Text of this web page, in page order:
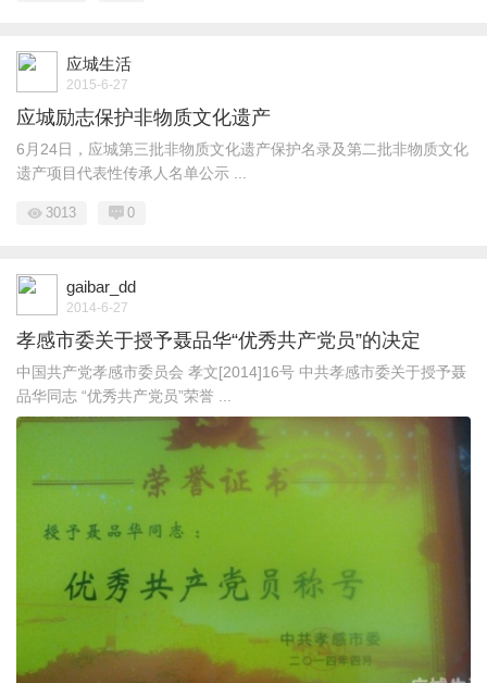
应城生活
2015-6-27
应城励志保护非物质文化遗产
6月24日，应城第三批非物质文化遗产保护名录及第二批非物质文化
遗产项目代表性传承人名单公示 ...
3013 0
gaibar_dd
2014-6-27
孝感市委关于授予聂品华“优秀共产党员”的决定
中国共产党孝感市委员会 孝文[2014]16号 中共孝感市委关于授予聂
品华同志 “优秀共产党员”荣誉 ...